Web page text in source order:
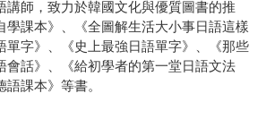
講師，致力於韓國文化與優質圖書的推
學課本》、《全圖解生活大小事日語這樣
單字》、《史上最強日語單字》、《那些
會話》、《給初學者的第一堂日語文法
課本》等書。